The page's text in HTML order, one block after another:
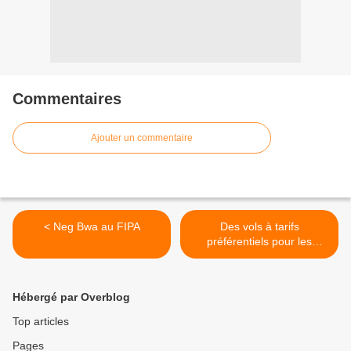
Commentaires
Ajouter un commentaire
< Neg Bwa au FIPA
Des vols à tarifs
préférentiels pour les
Haïtiens de France >
Hébergé par Overblog
Top articles
Pages